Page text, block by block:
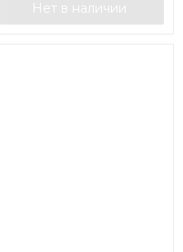
Нет в наличии